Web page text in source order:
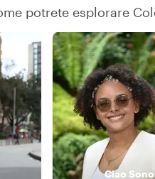
potrete esplorare
Ciao Sono